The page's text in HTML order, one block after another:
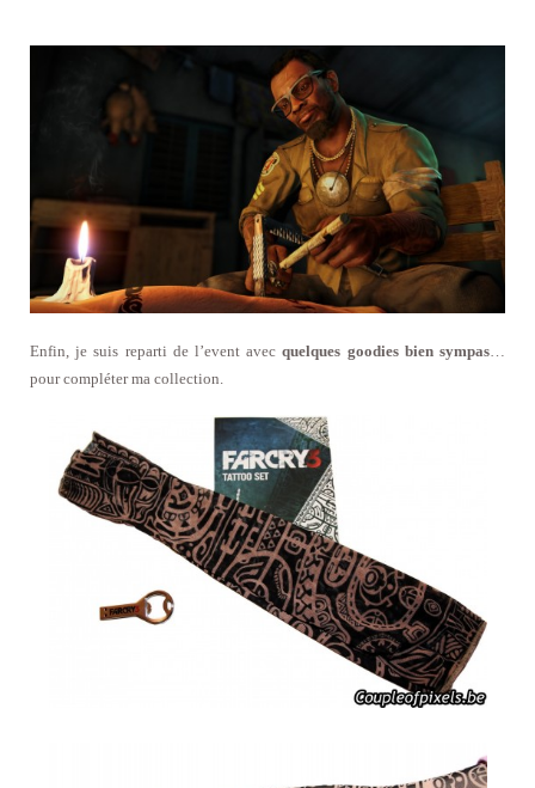
Enfin, je suis reparti de l’event avecquelques goodies bien sympas
pour compléter ma collection.